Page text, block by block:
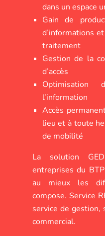
dans un espace
Gain de
d’informations
traitement
Gestion de la
d’accès
l’information
Accès
lieu et à toute
de mobilité
La solution
entreprises du
au mieux les
compose. Service
service de gestion,
commercial.